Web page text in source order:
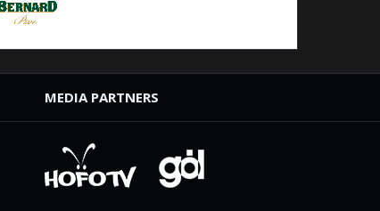
MEDIA PARTNERS